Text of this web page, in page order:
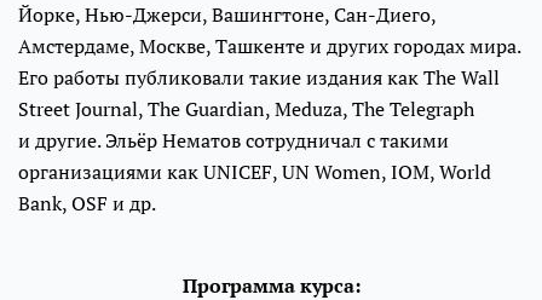
Йорке, Нью-Джерси, Вашингтоне, Сан-Диего,
Амстердаме, Москве, Ташкенте и других городах мира.
Его работы публиковали такие издания как The Wall
Street Journal, The Guardian, Meduza, The Telegraph
и другие. Эльёр Нематов сотрудничал c такими
организациями как UNICEF, UN Women, IOM, World
Bank, OSF и др.
Программа курса: